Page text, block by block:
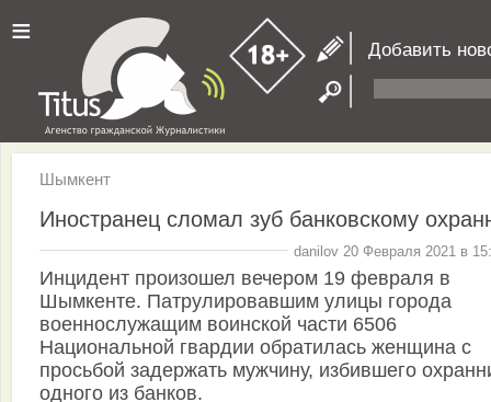
≡ Добавить
Шымкент
Иностранец сломал зуб банковскому
danilov 20 Февраля 2021 в
Инцидент произошел вечером 19 февраля в
Шымкенте. Патрулировавшим улицы города
военнослужащим воинской части 6506
Национальной гвардии обратилась женщина с
просьбой задержать мужчину, избившего
одного из банков.